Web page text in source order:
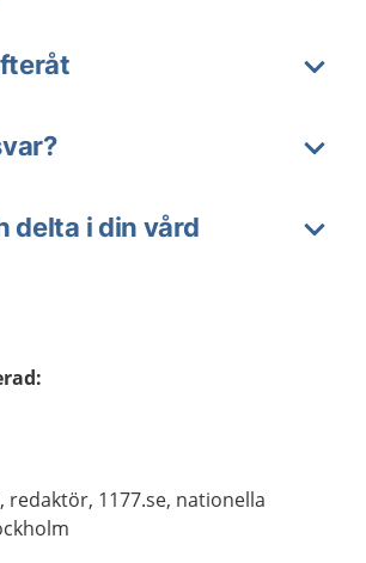
delta i din vård
:
redaktör, 1177.se, nationella